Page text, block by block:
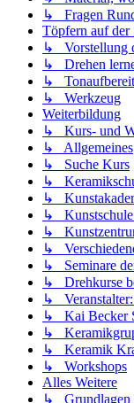
↳ Fragen
Töpfern auf der
↳ Vorstellung
↳ Drehen
↳
↳ Werkzeug
Weiterbildung
↳ Kurs- und
↳ Allgemeines
↳ Suche Kurs
↳
↳
↳ Kunstschule
↳
↳
↳ Seminare
↳ Drehkurse
↳ Veranstalter:
↳ Kai Becker
↳
↳ Keramik
↳ Workshops
Alles Weitere
↳ Grundlagen